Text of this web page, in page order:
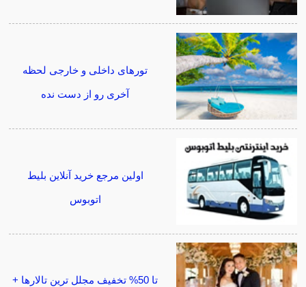
تورهای داخلی و خارجی لحظه
آخری رو از دست نده
اولین مرجع خرید آنلاین بلیط
اتوبوس
تا 50% تخفیف مجلل ترین تالارها +